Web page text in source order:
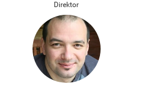
Direktor